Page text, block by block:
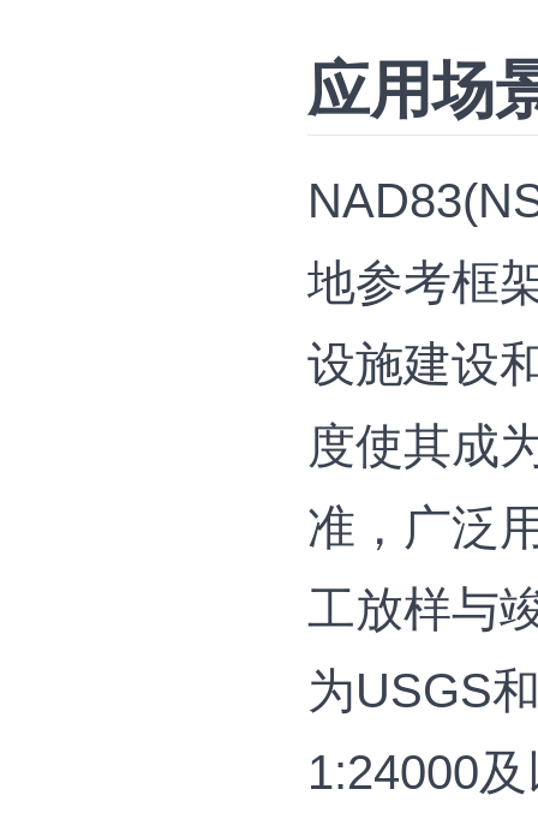
应用场
地参考框
设施建设
度使其成
准，广泛
工放样与
为USGS
1:24000